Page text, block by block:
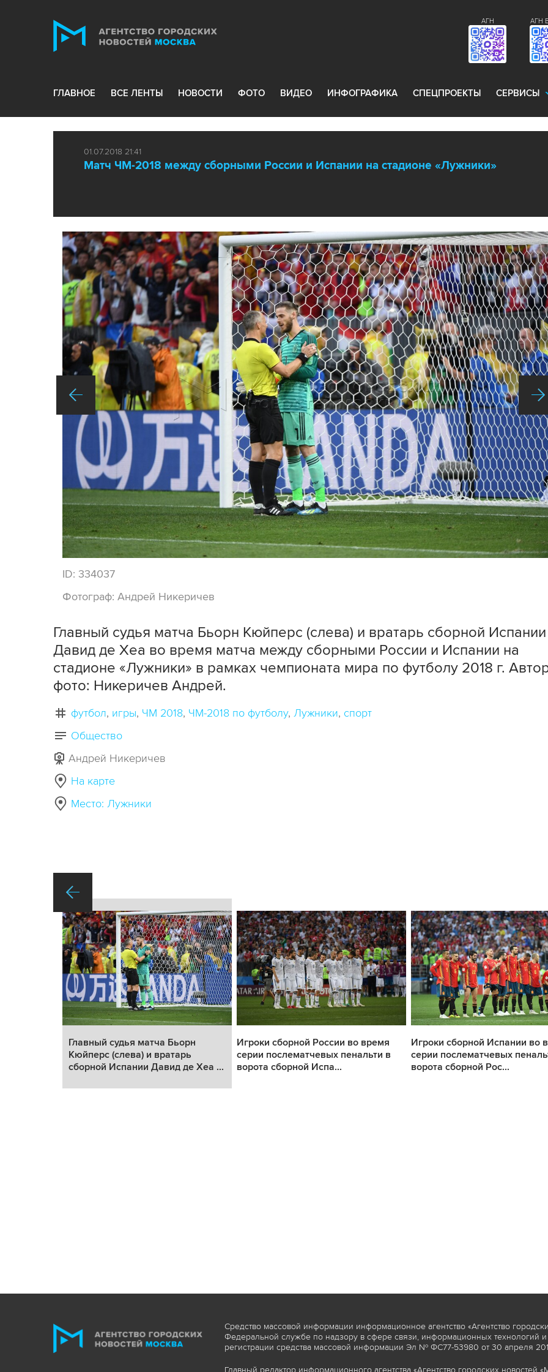
АГН
АГН
ГЛАВНОЕ ВСЕ ЛЕНТЫ НОВОСТИ ФОТО ВИДЕО ИНФОГРАФИКА СПЕЦПРОЕКТЫ СЕРВИСЫ
01.07.2018 21:41
Матч ЧМ-2018 между сборными России и Испании на стадионе «Лужники»
ID: 334037
Фотограф: Андрей Никеричев
Главный судья матча Бьорн Кюйперс (слева) и вратарь сборной Испании
Давид де Хеа во время матча между сборными России и Испании на
стадионе «Лужники» в рамках чемпионата мира по футболу 2018 г.
фото: Никеричев Андрей.
футбол игры ЧМ 2018 ЧМ-2018 по футболу Лужники спорт
Общество
Андрей Никеричев
На карте
Место: Лужники
Главный судья матча Бьорн
Кюйперс (слева) и вратарь
сборной Испании Давид де Хеа ...
Игроки сборной России во время
серии послематчевых пенальти в
ворота сборной Испа...
Игроки сборной Испании во
серии послематчевых
ворота сборной Рос...
Средство массовой информации информационное агентство «Агентство
Федеральной службе по надзору в сфере связи, информационных технологий
регистрации средства массовой информации Эл № ФС77-53980 от 30 апреля
Главный редактор информационного агентства «Агентство городских новостей